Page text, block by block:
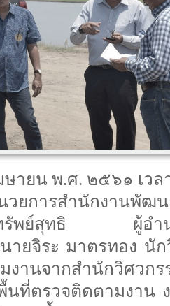
ายน พ.ศ. ๒๕๖๑ เวล
วยการสำนักงานพั
สุทธิ ผู้อำนวยก
ายจิระ มาตรทอง นั
มงานจากสำนักวิศวก
ที่ตรวจติดตามงาน ง